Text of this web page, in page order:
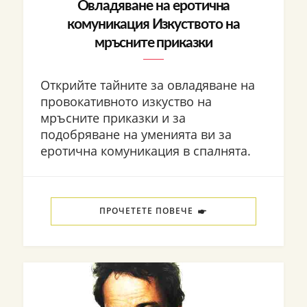
Овладяване на еротична
комуникация Изкуството на
мръсните приказки
Открийте тайните за овладяване на
провокативното изкуство на
мръсните приказки и за
подобряване на уменията ви за
еротична комуникация в спалнята.
ПРОЧЕТЕТЕ ПОВЕЧЕ